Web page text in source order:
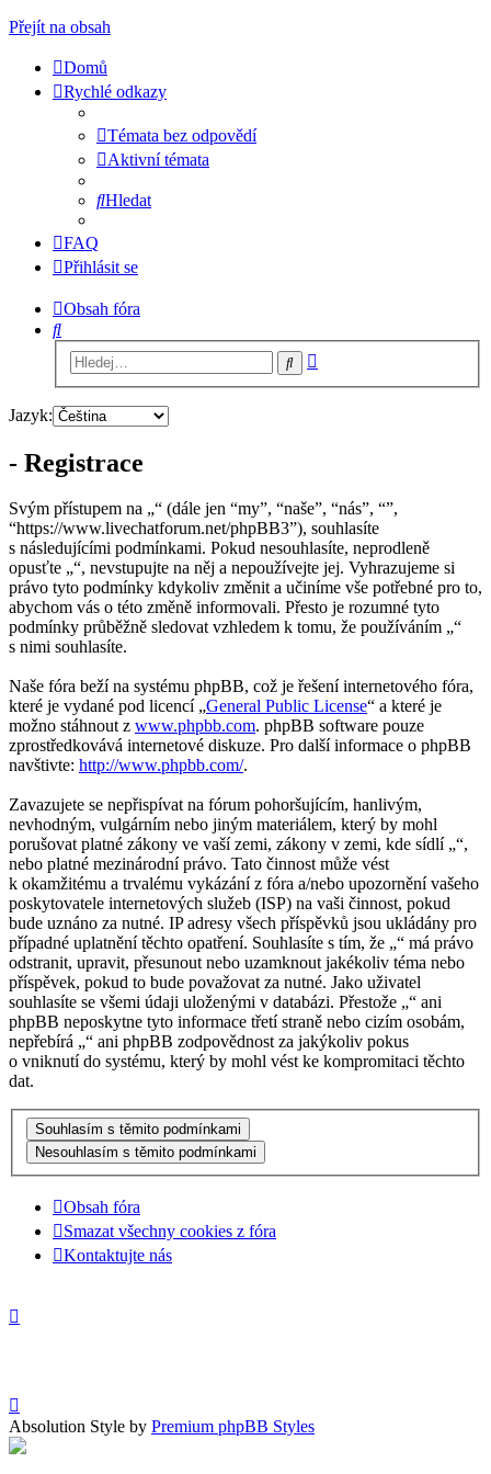
Přejít na obsah
Domů
Rychlé odkazy
Témata bez odpovědí
Aktivní témata
Hledat
FAQ
Přihlásit se
Obsah fóra
Hledat
Hledat
Jazyk:
- Registrace
Svým přístupem na „“ (dále jen “my”, “naše”, “nás”, “”,
“https://www.livechatforum.net/phpBB3”), souhlasíte
s následujícími podmínkami. Pokud nesouhlasíte, neprodleně
opusťte „“, nevstupujte na něj a nepoužívejte jej. Vyhrazujeme si
právo tyto podmínky kdykoliv změnit a učiníme vše potřebné pro to,
abychom vás o této změně informovali. Přesto je rozumné tyto
podmínky průběžně sledovat vzhledem k tomu, že používáním „“
s nimi souhlasíte.
Naše fóra beží na systému phpBB, což je řešení internetového fóra,
které je vydané pod licencí „General Public License“ a které je
možno stáhnout z www.phpbb.com. phpBB software pouze
zprostředkovává internetové diskuze. Pro další informace o phpBB
navštivte: http://www.phpbb.com/.
Zavazujete se nepřispívat na fórum pohoršujícím, hanlivým,
nevhodným, vulgárním nebo jiným materiálem, který by mohl
porušovat platné zákony ve vaší zemi, zákony v zemi, kde sídlí „“,
nebo platné mezinárodní právo. Tato činnost může vést
k okamžitému a trvalému vykázání z fóra a/nebo upozornění vašeho
poskytovatele internetových služeb (ISP) na vaši činnost, pokud
bude uznáno za nutné. IP adresy všech příspěvků jsou ukládány pro
případné uplatnění těchto opatření. Souhlasíte s tím, že „“ má právo
odstranit, upravit, přesunout nebo uzamknout jakékoliv téma nebo
příspěvek, pokud to bude považovat za nutné. Jako uživatel
souhlasíte se všemi údaji uloženými v databázi. Přestože „“ ani
phpBB neposkytne tyto informace třetí straně nebo cizím osobám,
nepřebírá „“ ani phpBB zodpovědnost za jakýkoliv pokus
o vniknutí do systému, který by mohl vést ke kompromitaci těchto
dat.
Obsah fóra
Smazat všechny cookies z fóra
Kontaktujte nás
Absolution Style by Premium phpBB Styles